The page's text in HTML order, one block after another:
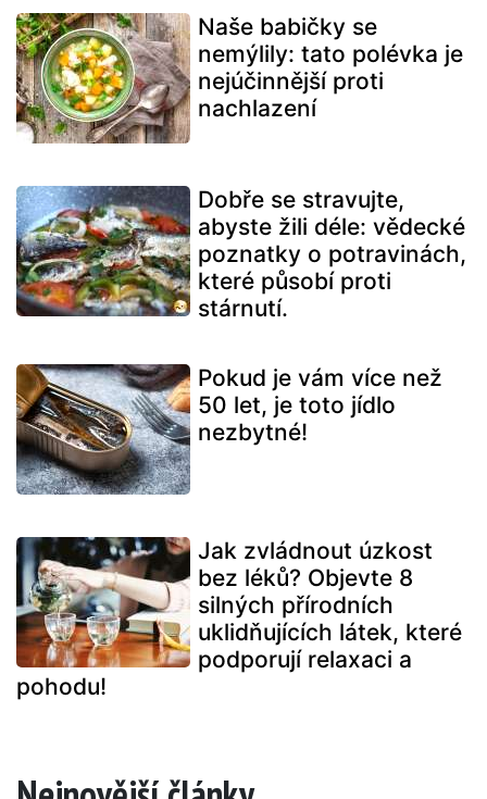
Naše babičky se
nemýlily: tato polévka je
nejúčinnější proti
nachlazení
Dobře se stravujte,
abyste žili déle: vědecké
poznatky o potravinách,
které působí proti
stárnutí.
Pokud je vám více než
50 let, je toto jídlo
nezbytné!
Jak zvládnout úzkost
bez léků? Objevte 8
silných přírodních
uklidňujících látek, které
podporují relaxaci a
pohodu!